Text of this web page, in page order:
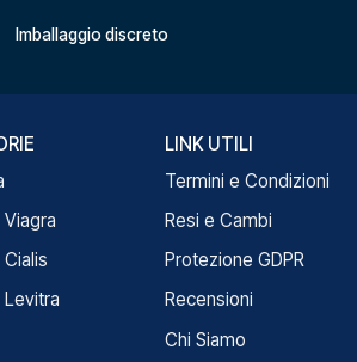
Imballaggio discreto
Levitra
LINK UTILI
Termini e Condizioni
Resi e Cambi
Protezione GDPR
Recensioni
Chi Siamo